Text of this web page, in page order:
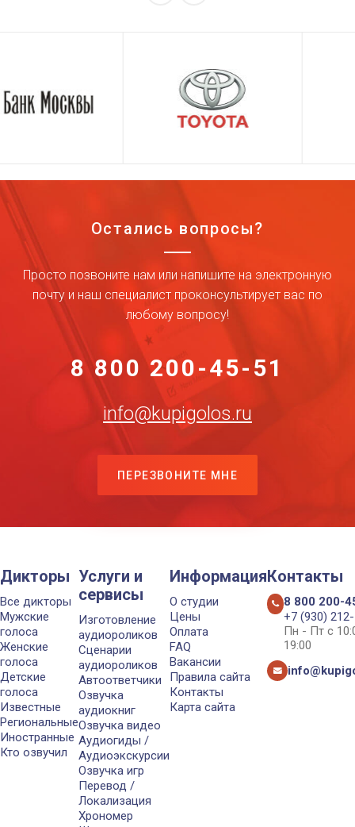
Остались вопросы?
Просто позвоните нам или напишите на электронную
почту и наш специалист проконсультирует вас по
любому вопросу!
8 800 200-45-51
info@kupigolos.ru
ПЕРЕЗВОНИТЕ МНЕ
Дикторы
Все дикторы
Мужские
голоса
Женские
голоса
Детские
голоса
Известные
Региональные
Иностранные
Кто озвучил
Услуги и
сервисы
Изготовление
аудиороликов
Сценарии
аудиороликов
Автоответчики
Озвучка
аудиокниг
Озвучка видео
Аудиогиды /
Аудиоэкскурсии
Озвучка игр
Перевод /
Локализация
Хрономер
Информация
О студии
Цены
Оплата
FAQ
Вакансии
Правила сайта
Контакты
Карта сайта
Контакты
8 800 200-
+7 (930)
Пн - Пт с
19:00